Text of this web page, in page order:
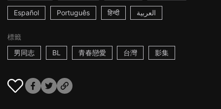
Español Português हिन्दी العربية
標籤
男同志
BL 青春戀愛 台灣 影集